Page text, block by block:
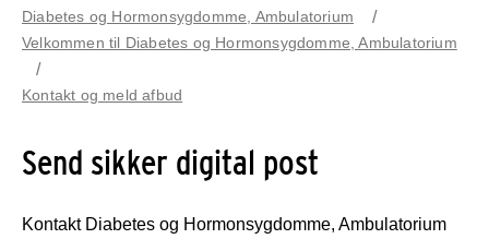
Diabetes og Hormonsygdomme, Ambulatorium
Velkommen til Diabetes og Hormonsygdomme, Ambulatorium
Kontakt og meld afbud
Send sikker digital post
Kontakt Diabetes og Hormonsygdomme, Ambulatorium